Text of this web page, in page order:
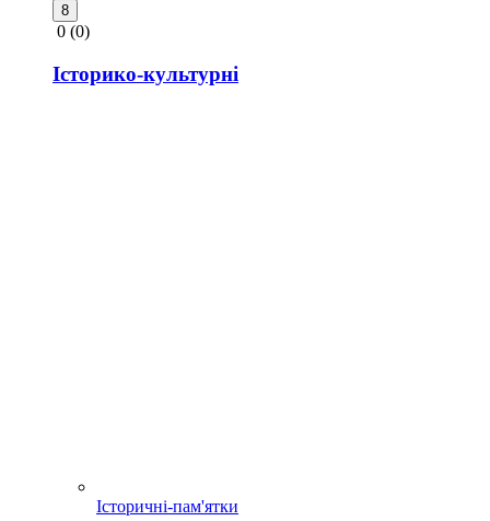
8
0 (0)
Історико-культурні
Історичні-пам'ятки